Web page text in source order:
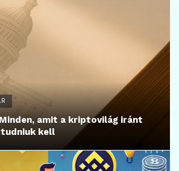
amit a kriptovilág iránt
kell